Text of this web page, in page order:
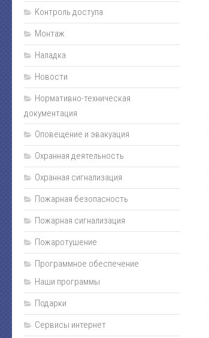
Контроль доступа
Монтаж
Наладка
Новости
Нормативно-техническая
документация
Оповещение и эвакуация
Охранная деятельность
Охранная сигнализация
Пожарная безопасность
Пожарная сигнализация
Пожаротушение
Программное обеспечение
Наши программы
Подарки
Сервисы интернет